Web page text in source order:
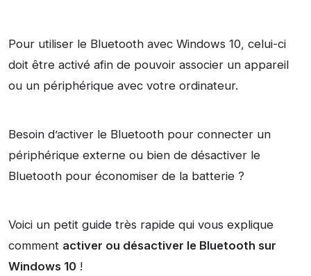
Pour utiliser le Bluetooth avec Windows 10, celui-ci
doit être activé afin de pouvoir associer un appareil
ou un périphérique avec votre ordinateur.
Besoin d’activer le Bluetooth pour connecter un
périphérique externe ou bien de désactiver le
Bluetooth pour économiser de la batterie ?
Voici un petit guide très rapide qui vous explique
comment activer ou désactiver le Bluetooth sur
Windows 10 !